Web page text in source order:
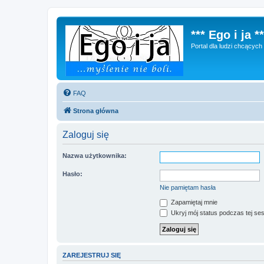
*** Ego i ja
Portal dla ludzi chcących
FAQ
Strona główna
Zaloguj się
Nazwa użytkownika:
Hasło:
Nie pamiętam hasła
Zapamiętaj mnie
Ukryj mój status podczas tej
ZAREJESTRUJ SIĘ